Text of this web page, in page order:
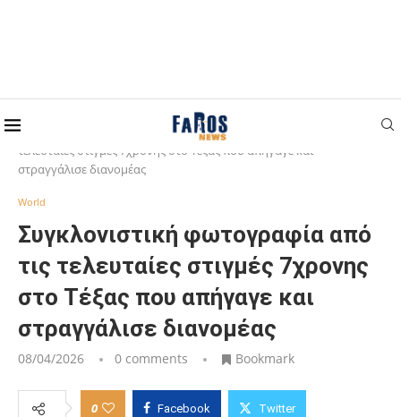
Home
Συγκλονιστική φωτογραφία από τις
τελευταίες στιγμές 7χρονης στο Τέξας που απήγαγε και
στραγγάλισε διανομέας
World
Συγκλονιστική φωτογραφία από
τις τελευταίες στιγμές 7χρονης
στο Τέξας που απήγαγε και
στραγγάλισε διανομέας
08/04/2026 0 comments Bookmark
0 Facebook Twitter